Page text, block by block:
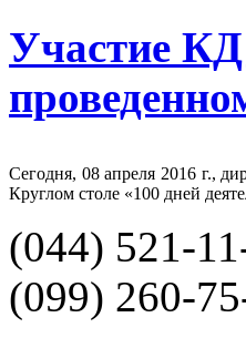
Участие КД
Сегодня, 08 апреля 2016 г.,
Круглом столе «100 дней
(044) 521-
(099) 260-